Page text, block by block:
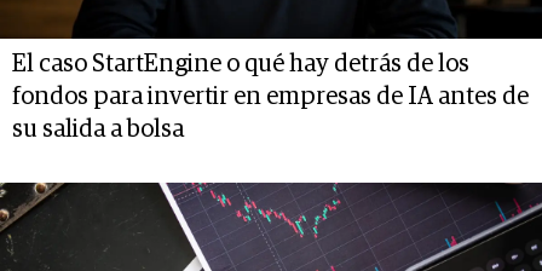
El caso StartEngine o qué hay detrás de los
fondos para invertir en empresas de IA antes de
su salida a bolsa